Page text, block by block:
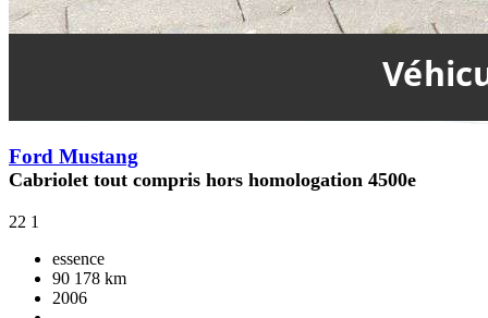
Ford Mustang
Cabriolet tout compris hors homologation 4500e
22 1
essence
90 178 km
2006